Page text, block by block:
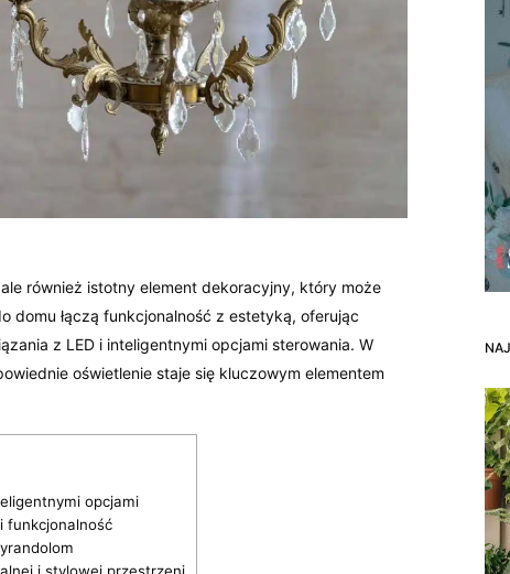
również istotny element dekoracyjny, który może
domu łączą funkcjonalność z estetyką, oferując
z LED i inteligentnymi opcjami sterowania. W
oświetlenie staje się kluczowym elementem
opcjami
funkcjonalność
i stylowej przestrzeni